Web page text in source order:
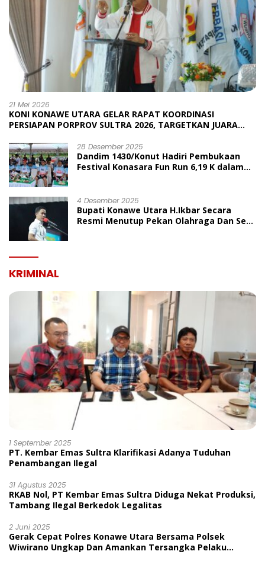
21 Mei 2026
KONI KONAWE UTARA GELAR RAPAT KOORDINASI
PERSIAPAN PORPROV SULTRA 2026, TARGETKAN JUARA
28 Desember 2025
Dandim 1430/Konut Hadiri Pembukaan
Festival Konasara Fun Run 6,19 K dalam
4 Desember 2025
Bupati Konawe Utara H.Ikbar Secara
Resmi Menutup Pekan Olahraga Dan Seni
KRIMINAL
1 September 2025
PT. Kembar Emas Sultra Klarifikasi Adanya Tuduhan
Penambangan Ilegal
31 Agustus 2025
RKAB Nol, PT Kembar Emas Sultra Diduga Nekat Produksi,
Tambang Ilegal Berkedok Legalitas
2 Juni 2025
Gerak Cepat Polres Konawe Utara Bersama Polsek
Wiwirano Ungkap Dan Amankan Tersangka Pelaku